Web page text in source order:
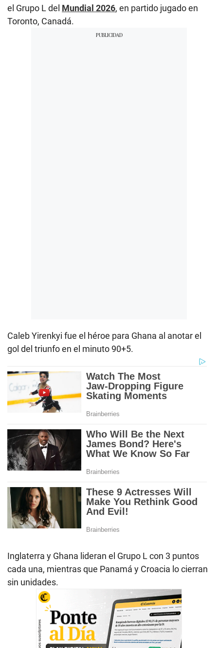
el Grupo L del Mundial 2026, en partido jugado en
Toronto, Canadá.
Caleb Yirenkyi fue el héroe para Ghana al anotar el
gol del triunfo en el minuto 90+5.
Inglaterra y Ghana lideran el Grupo L con 3 puntos
cada una, mientras que Panamá y Croacia lo cierran
sin unidades.